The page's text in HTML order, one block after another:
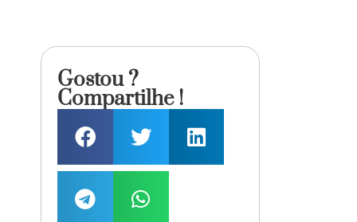
Gostou ?
Compartilhe !